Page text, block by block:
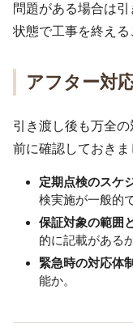
問題がある場合は
状態で工事を終える
アフター対
引き渡し後も万全
前に確認しておきま
定期点検のスケ
検実施が一般的
保証対象の範囲
的に記載がある
緊急時の対応体制
能か。